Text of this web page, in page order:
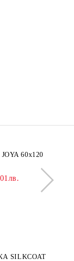
60x120
SILKCOAT